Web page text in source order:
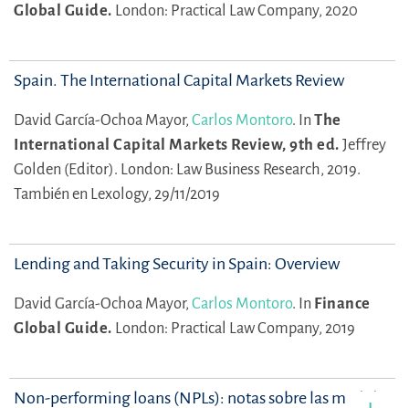
Global Guide. London: Practical Law Company, 2020
Spain. The International Capital Markets Review
David García-Ochoa Mayor, Carlos Montoro. In The
International Capital Markets Review, 9th ed. Jeffrey
Golden (Editor). London: Law Business Research, 2019.
También en Lexology, 29/11/2019
Lending and Taking Security in Spain: Overview
David García-Ochoa Mayor, Carlos Montoro. In Finance
Global Guide. London: Practical Law Company, 2019
Non-performing loans (NPLs): notas sobre las medidas